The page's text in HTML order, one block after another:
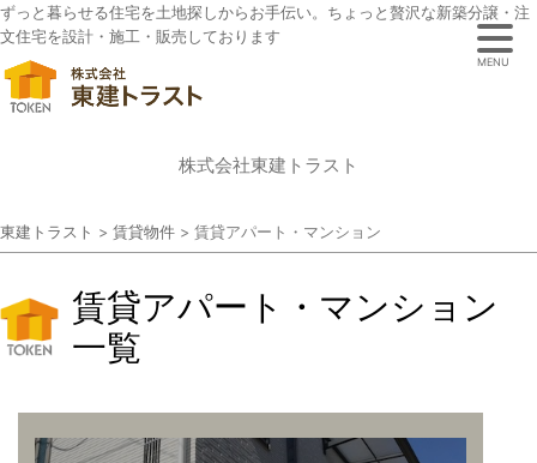
ずっと暮らせる住宅を土地探しからお手伝い。ちょっと贅沢な新築分譲・注
文住宅を設計・施工・販売しております
株式会社東建トラスト
東建トラスト > 賃貸物件 > 賃貸アパート・マンション
賃貸アパート・マンション
一覧
MENU